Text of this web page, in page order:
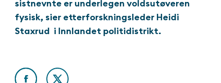
sistnevnte er underlegen voldsutøveren
fysisk, sier etterforskningsleder Heidi
Staxrud i Innlandet politidistrikt.